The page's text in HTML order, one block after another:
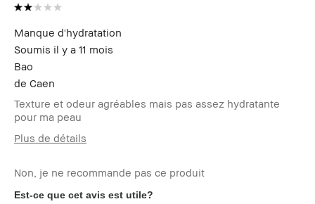
Manque d'hydratation
Soumis il y a 11 mois
Bao
de Caen
Texture et odeur agréables mais pas assez hydratante
pour ma peau
Plus de détails
Type de peau
sèche
Carnation
claire - halée
Non, je ne recommande pas ce produit
Est-ce que cet avis est utile?